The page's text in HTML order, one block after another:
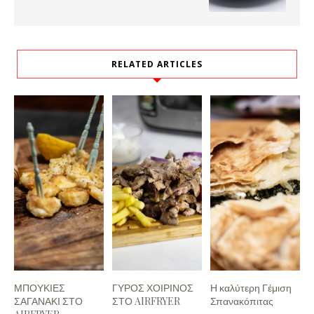
RELATED ARTICLES
ΜΠΟΥΚΙΕΣ
ΣΑΓΑΝΑΚΙ ΣΤΟ
ΓΥΡΟΣ ΧΟΙΡΙΝΟΣ
ΣΤΟ AIRFRYER
Η καλύτερη Γέμιση
Σπανακόπιτας